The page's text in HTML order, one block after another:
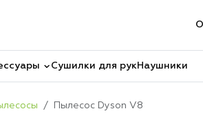
Сушилки для рукНаушники
Пылесос Dyson V8